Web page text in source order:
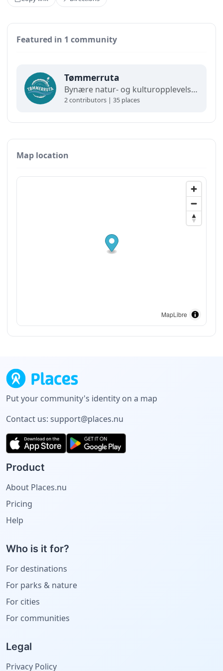
Featured in 1 community
Tømmerruta
Bynære natur- og kulturopplevelser for hele familien. En halv time fra Oslo finner du Tømmerruta – et historisk område hvor tømmerdrift ligger til grunn for det man kan se og gjøre her i dag.
2 contributors | 35 places
Map location
MapLibre
Put your community's identity on a map
Contact us: support@places.nu
Product
About Places.nu
Pricing
Help
Who is it for?
For destinations
For parks & nature
For cities
For communities
Legal
Privacy Policy